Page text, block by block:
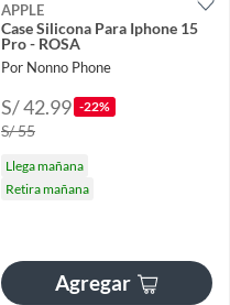
APPLE
Case Silicona Para Iphone 15
Pro - ROSA
Por Nonno Phone
S/ 42.99 -22%
S/ 55
Llega mañana
Retira mañana
Agregar